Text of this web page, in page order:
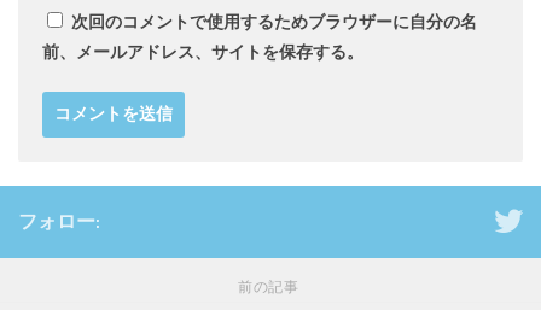
次回のコメントで使用するためブラウザーに自分の名
前、メールアドレス、サイトを保存する。
フォロー:
前の記事